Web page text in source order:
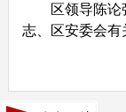
区领导陈
志、区安委会有